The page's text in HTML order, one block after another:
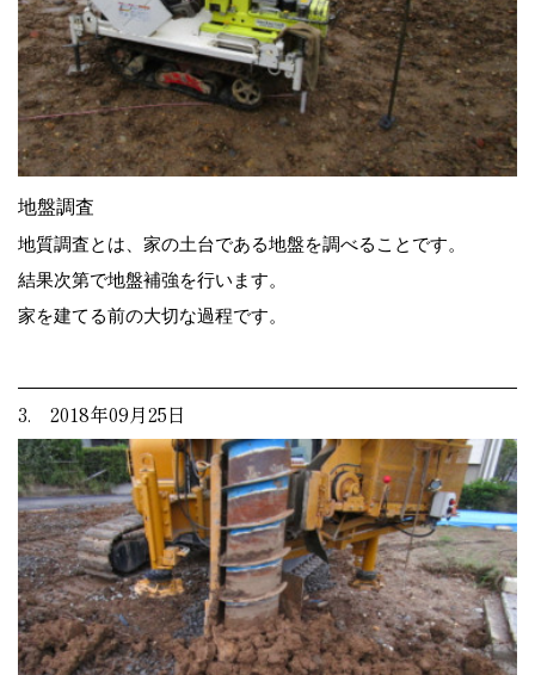
地盤調査
地質調査とは、家の土台である地盤を調べることです。
結果次第で地盤補強を行います。
家を建てる前の大切な過程です。
3. 2018年09月25日